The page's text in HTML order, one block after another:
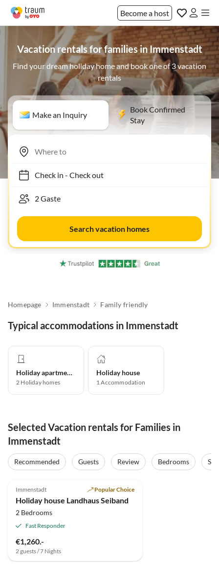
Become a host
Vacation rentals for families in Immenstadt
Find your dream holiday home and book one of 3 vacation
rentals
Make an Inquiry
Book Confirmed
Stay
Check in- Check out
Search vacation homes
Homepage Immenstadt Family friendly
Typical accommodations in Immenstadt
Holiday apartment
2 Holiday homes
Holiday house
1Accommodation
Selected Vacation rentals for Families in
Immenstadt
Recommended Guests Review Bedrooms
Immenstadt Popular Choice
Holiday house Landhaus Seiband
2 Bedrooms
Fast Responder
€1,260.-
2 guests / 7 Nights